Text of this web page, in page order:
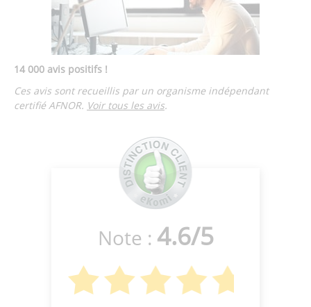
14 000 avis positifs !
Ces avis sont recueillis par un organisme indépendant
certifié AFNOR. Voir tous les avis.
Note : 4.6/5